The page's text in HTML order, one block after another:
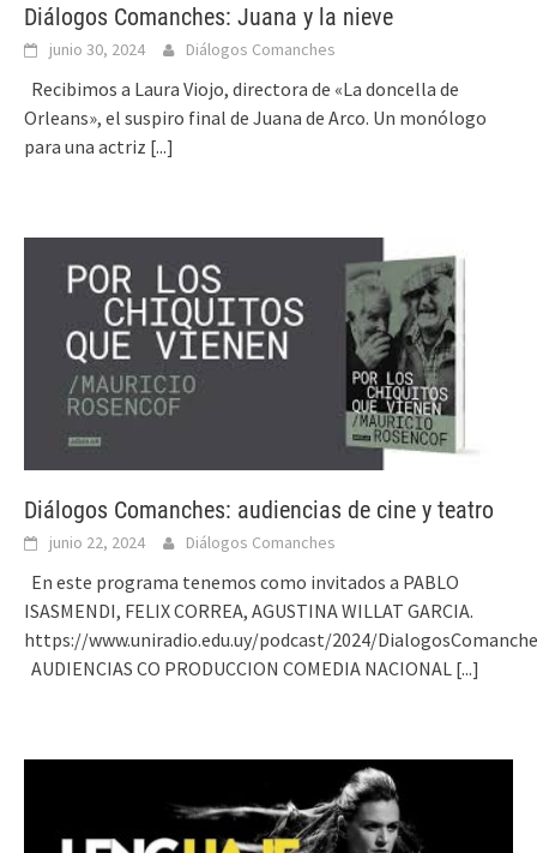
Diálogos Comanches: Juana y la nieve
junio 30, 2024 Diálogos Comanches
Recibimos a Laura Viojo, directora de «La doncella de
Orleans», el suspiro final de Juana de Arco. Un monólogo
para una actriz [...]
Diálogos Comanches: audiencias de cine y teatro
junio 22, 2024 Diálogos Comanches
En este programa tenemos como invitados a PABLO
ISASMENDI, FELIX CORREA, AGUSTINA WILLAT GARCIA.
https://www.uniradio.edu.uy/podcast/2024/
AUDIENCIAS CO PRODUCCION COMEDIA NACIONAL [...]